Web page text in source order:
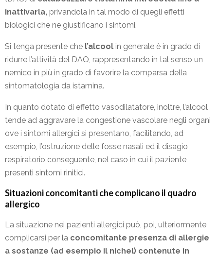
inattivarla, privandola in tal modo di quegli effetti
biologici che ne giustificano i sintomi.
Si tenga presente che l’alcool in generale è in grado di
ridurre l’attività del DAO, rappresentando in tal senso un
nemico in più in grado di favorire la comparsa della
sintomatologia da istamina.
In quanto dotato di effetto vasodilatatore, inoltre, l’alcool
tende ad aggravare la congestione vascolare negli organi
ove i sintomi allergici si presentano, facilitando, ad
esempio, l’ostruzione delle fosse nasali ed il disagio
respiratorio conseguente, nel caso in cui il paziente
presenti sintomi rinitici.
Situazioni concomitanti che complicano il quadro
allergico
La situazione nei pazienti allergici può, poi, ulteriormente
complicarsi per la concomitante presenza di allergie
a sostanze (ad esempio il nichel) contenute in